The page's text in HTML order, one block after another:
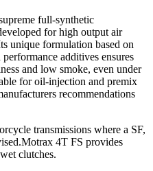
full-synthetic
for high output air
unique formulation based on
additives ensures
and low smoke, even under
for oil-injection and premix
recommendations
transmissions where a SF,
4T FS provides
clutches.